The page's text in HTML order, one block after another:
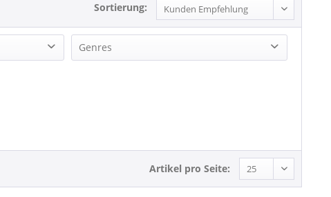
Sortierung:
Genres
Artikel pro Seite: